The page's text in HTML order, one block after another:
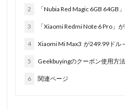
2 「Nubia Red Magic 6GB 64GB
3 「Xiaomi Redmi Note 6 Pro」
4 Xiaomi Mi Max3 が249.99ドル
5 Geekbuyingのクーポン使用方法
6 関連ページ